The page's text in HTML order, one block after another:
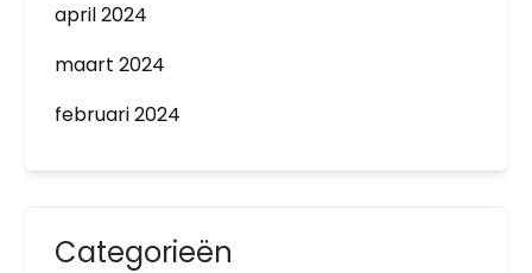
april 2024
maart 2024
februari 2024
Categorieën